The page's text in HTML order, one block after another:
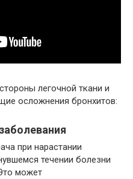
легочной ткани и
осложнения бронхитов:
при нарастании
течении болезни
может